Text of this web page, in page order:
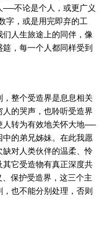
──不论是个人，或更广义
字，或是用完即弃的工
人生旅途上的同伴，像
，每一个人都同样受到
，整个受造界是息息相关
的哭声，也聆听受造界
人转为有效地关怀大地──
的弟兄姊妹。在此我愿
对人类伙伴的温柔、怜
它受造物有真正深度共
保护受造界，这三个主
也不能分别处理，否则